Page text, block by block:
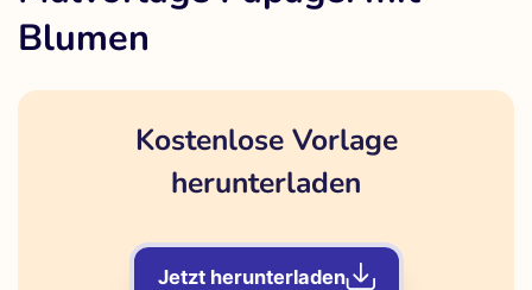
Blumen
Kostenlose Vorlage
herunterladen
Jetzt herunterladen